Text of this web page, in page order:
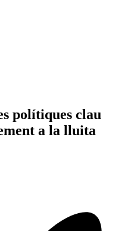
polítiques clau
a la lluita